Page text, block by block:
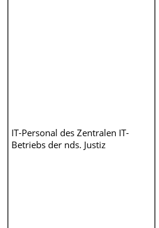
IT-Personal des Zentralen IT-
Betriebs der nds. Justiz